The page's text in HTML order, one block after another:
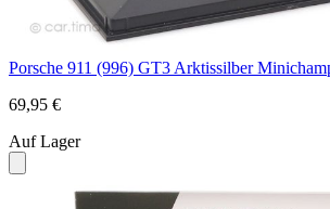
Porsche 911 (996) GT3 Arktissilber
69,95 €
Auf Lager